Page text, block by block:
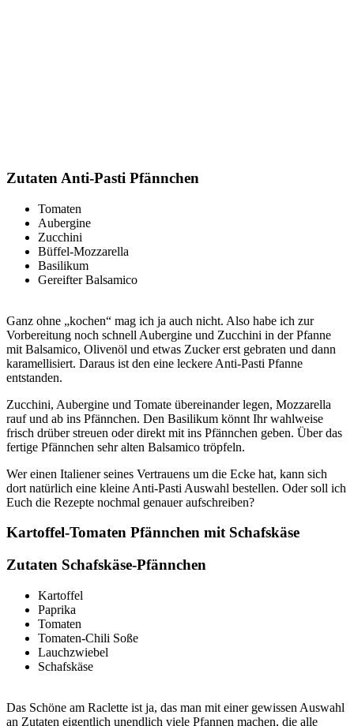
Zutaten Anti-Pasti Pfännchen
Tomaten
Aubergine
Zucchini
Büffel-Mozzarella
Basilikum
Gereifter Balsamico
Ganz ohne „kochen“ mag ich ja auch nicht. Also habe ich zur
Vorbereitung noch schnell Aubergine und Zucchini in der Pfanne
mit Balsamico, Olivenöl und etwas Zucker erst gebraten und dann
karamellisiert. Daraus ist den eine leckere Anti-Pasti Pfanne
entstanden.
Zucchini, Aubergine und Tomate übereinander legen, Mozzarella
rauf und ab ins Pfännchen. Den Basilikum könnt Ihr wahlweise
frisch drüber streuen oder direkt mit ins Pfännchen geben. Über das
fertige Pfännchen sehr alten Balsamico tröpfeln.
Wer einen Italiener seines Vertrauens um die Ecke hat, kann sich
dort natürlich eine kleine Anti-Pasti Auswahl bestellen. Oder soll ich
Euch die Rezepte nochmal genauer aufschreiben?
Kartoffel-Tomaten Pfännchen mit Schafskäse
Zutaten Schafskäse-Pfännchen
Kartoffel
Paprika
Tomaten
Tomaten-Chili Soße
Lauchzwiebel
Schafskäse
Das Schöne am Raclette ist ja, das man mit einer gewissen Auswahl
an Zutaten eigentlich unendlich viele Pfannen machen, die alle